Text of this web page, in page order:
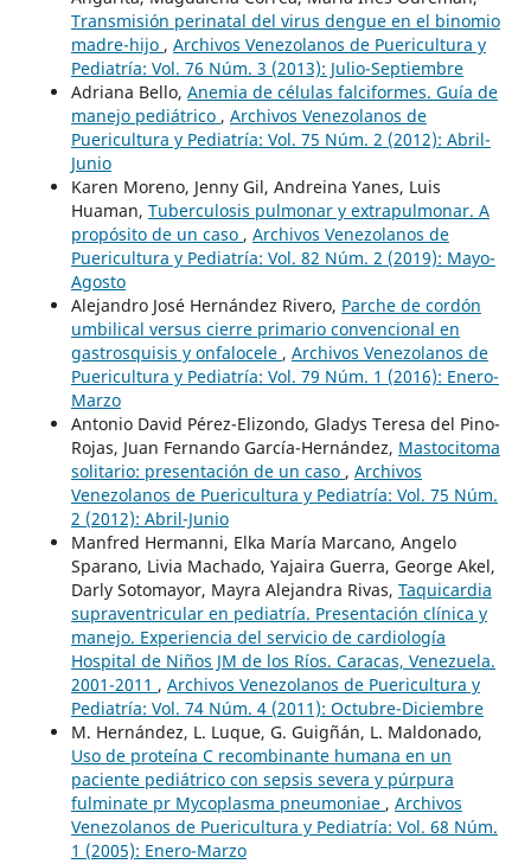
Transmisión perinatal del virus dengue en el binomio
madre-hijo , Archivos Venezolanos de Puericultura y
Pediatría: Vol. 76 Núm. 3 (2013): Julio-Septiembre
Adriana Bello, Anemia de células falciformes. Guía de
manejo pediátrico , Archivos Venezolanos de
Puericultura y Pediatría: Vol. 75 Núm. 2 (2012): Abril-
Junio
Karen Moreno, Jenny Gil, Andreina Yanes, Luis
Huaman, Tuberculosis pulmonar y extrapulmonar. A
propósito de un caso , Archivos Venezolanos de
Puericultura y Pediatría: Vol. 82 Núm. 2 (2019): Mayo-
Agosto
Alejandro José Hernández Rivero, Parche de cordón
umbilical versus cierre primario convencional en
gastrosquisis y onfalocele , Archivos Venezolanos de
Puericultura y Pediatría: Vol. 79 Núm. 1 (2016): Enero-
Marzo
Antonio David Pérez-Elizondo, Gladys Teresa del Pino-
Rojas, Juan Fernando García-Hernández, Mastocitoma
solitario: presentación de un caso , Archivos
Venezolanos de Puericultura y Pediatría: Vol. 75 Núm.
2 (2012): Abril-Junio
Manfred Hermanni, Elka María Marcano, Angelo
Sparano, Livia Machado, Yajaira Guerra, George Akel,
Darly Sotomayor, Mayra Alejandra Rivas, Taquicardia
supraventricular en pediatría. Presentación clínica y
manejo. Experiencia del servicio de cardiología
Hospital de Niños JM de los Ríos. Caracas, Venezuela.
2001-2011 , Archivos Venezolanos de Puericultura y
Pediatría: Vol. 74 Núm. 4 (2011): Octubre-Diciembre
M. Hernández, L. Luque, G. Guigñán, L. Maldonado,
Uso de proteína C recombinante humana en un
paciente pediátrico con sepsis severa y púrpura
fulminate pr Mycoplasma pneumoniae , Archivos
Venezolanos de Puericultura y Pediatría: Vol. 68 Núm.
1 (2005): Enero-Marzo